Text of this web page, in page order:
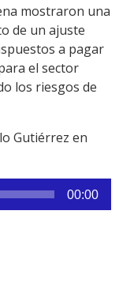
mostraron una
de un ajuste
a pagar
el sector
los riesgos de
Gutiérrez en
00:00